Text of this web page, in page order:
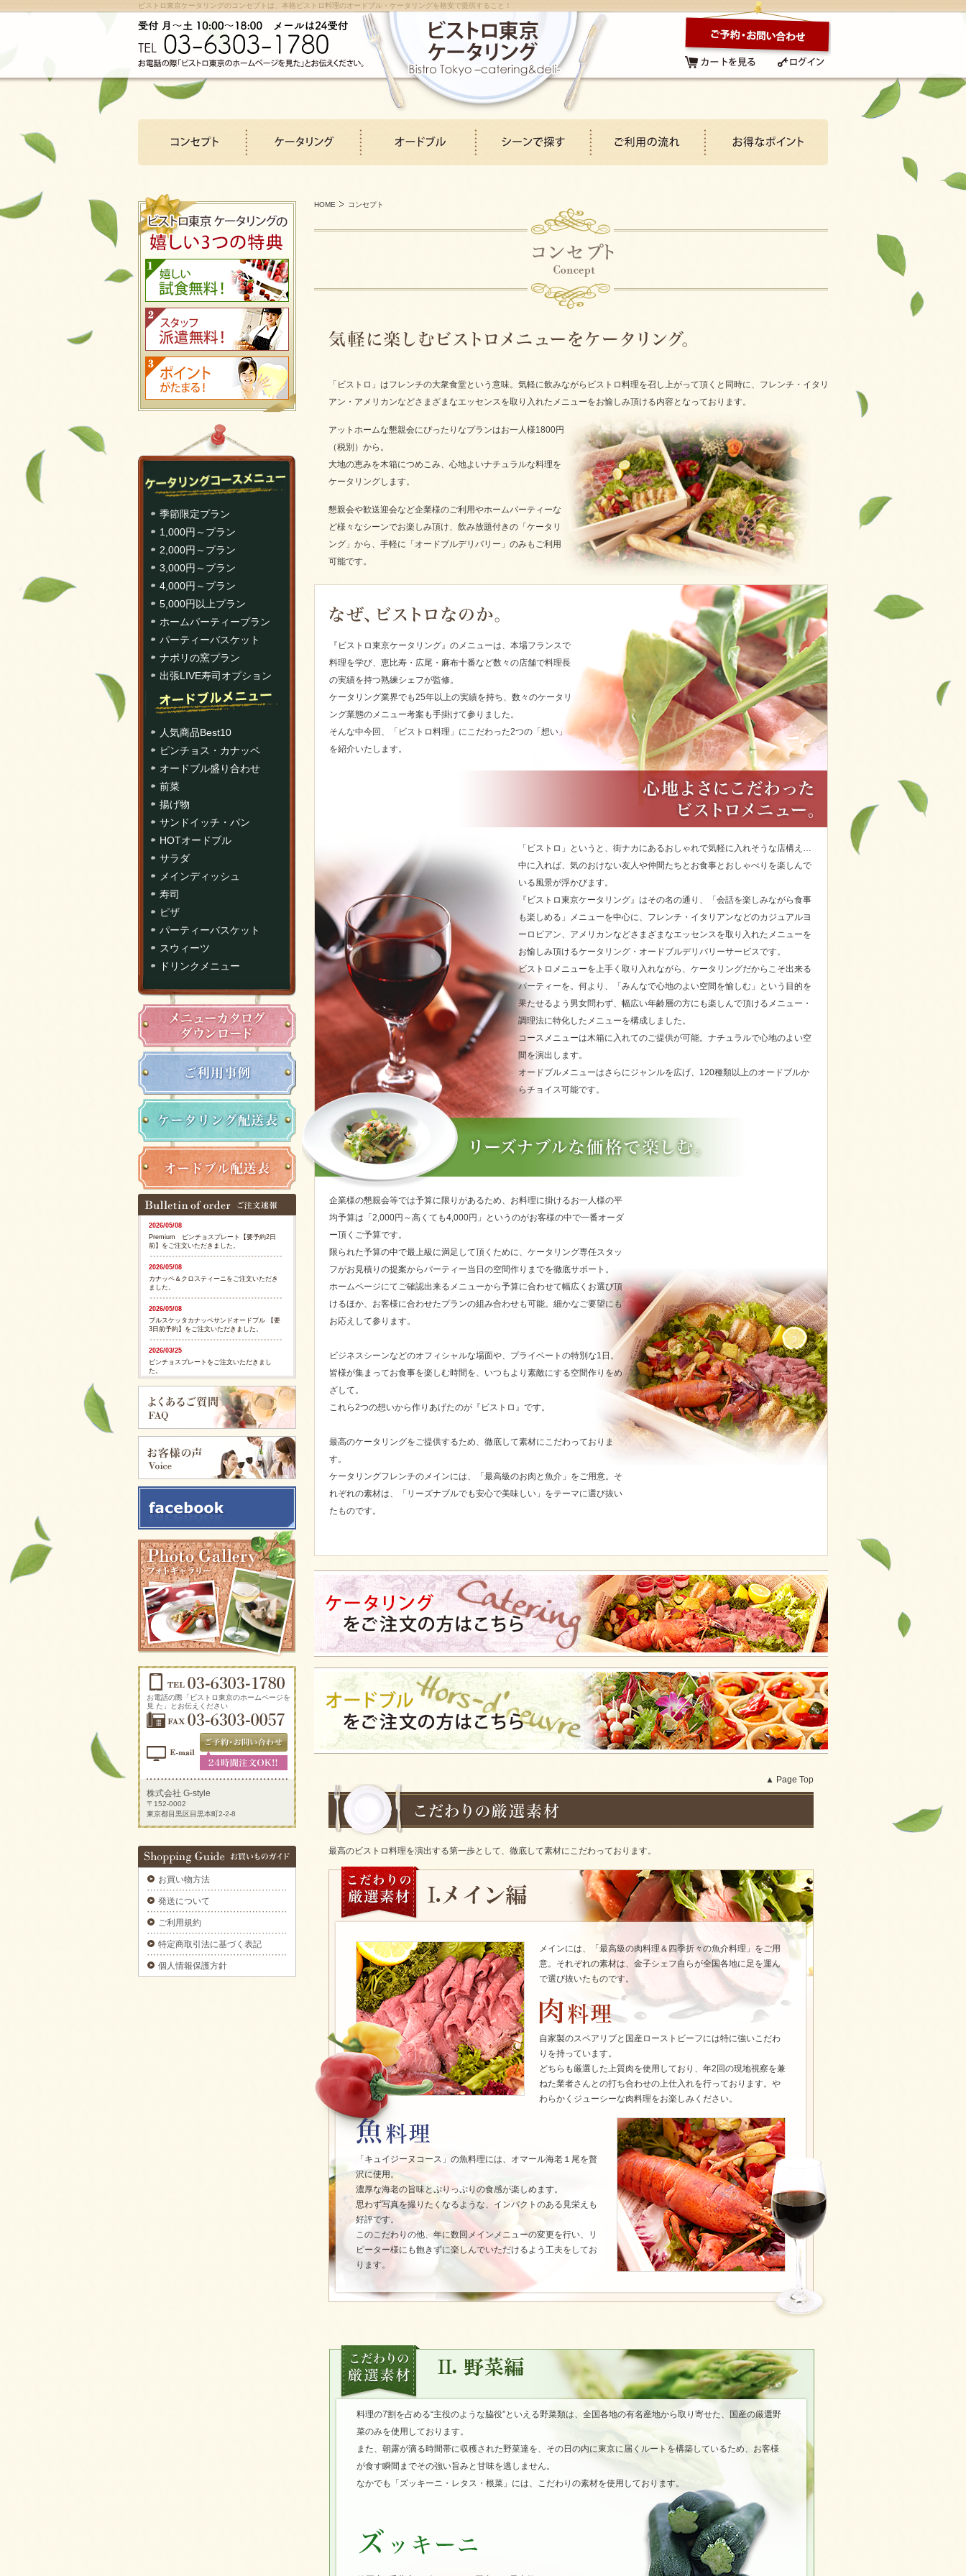
ビストロ東京ケータリングのコンセプトは、本格ビストロ料理のオードブル・ケータリングを格安で提供すること！
季節限定プラン
1,000円～プラン
2,000円～プラン
3,000円～プラン
4,000円～プラン
5,000円以上プラン
ホームパーティープラン
パーティーバスケット
ナポリの窯プラン
出張LIVE寿司オプション
人気商品Best10
ピンチョス・カナッペ
オードブル盛り合わせ
前菜
揚げ物
サンドイッチ・パン
HOTオードブル
サラダ
メインディッシュ
寿司
ピザ
パーティーバスケット
スウィーツ
ドリンクメニュー
2026/05/08
Premium ピンチョスプレート【要予約2日
前】をご注文いただきました。
2026/05/08
カナッペ＆クロスティーニをご注文いただき
ました。
2026/05/08
ブルスケッタカナッペサンドオードブル 【要
3日前予約】をご注文いただきました。
2026/03/25
ピンチョスプレートをご注文いただきまし
た。
ピンチョスプレートをご注文いただきまし
た。
ピンチョスバスケット【要3日前予約】をご注
文いただきました。
フルーツバスケット【要3日前予約】をご注文
イタリアンサンドバスケット 【要3日前予
2025/09/29
カリブ風スパイシージャークチキンをご注文
いただきました。
2025/09/29
ソーセージアソートをご注文いただきまし
た。
2025/09/29
生ハムとチーズのオードブルをご注文いただ
2025/09/29
新鮮トマトのカプレーゼをご注文いただきま
した。
2025/09/29
炙りサーモンのカルパッチョをご注文いただ
きました。
ラグジュアリーパーティプレートをご注文い
2025/09/29
デラックスミートプレートをご注文いただき
ました。
2025/09/29
ブルスケッタカナッペサンドオードブル 【要
カナッペ＆クロスティーニをご注文いただき
ました。
お電話の際「ビストロ東京のホームページを
見 た」とお伝えください
株式会社 G-style
〒152-0002
東京都目黒区目黒本町2-2-8
お買い物方法
発送について
ご利用規約
特定商取引法に基づく表記
個人情報保護方針
HOME コンセプト
「ビストロ」はフレンチの大衆食堂という意味。気軽に飲みながらビストロ料理を召し上がって頂くと同時に、フレンチ・イタリ
アン・アメリカンなどさまざまなエッセンスを取り入れたメニューをお愉しみ頂ける内容となっております。
アットホームな懇親会にぴったりなプランはお一人様1800円
（税別）から。
大地の恵みを木箱につめこみ、心地よいナチュラルな料理を
ケータリングします。
懇親会や歓送迎会など企業様のご利用やホームパーティーな
ど様々なシーンでお楽しみ頂け、飲み放題付きの「ケータリ
ング」から、手軽に「オードブルデリバリー」のみもご利用
可能です。
『ビストロ東京ケータリング』のメニューは、本場フランスで
料理を学び、恵比寿・広尾・麻布十番など数々の店舗で料理長
の実績を持つ熟練シェフが監修。
ケータリング業界でも25年以上の実績を持ち、数々のケータリ
ング業態のメニュー考案も手掛けて参りました。
そんな中今回、「ビストロ料理」にこだわった2つの「想い」
を紹介いたします。
「ビストロ」というと、街ナカにあるおしゃれで気軽に入れそうな店構え…
中に入れば、気のおけない友人や仲間たちとお食事とおしゃべりを楽しんで
いる風景が浮かびます。
『ビストロ東京ケータリング』はその名の通り、「会話を楽しみながら食事
も楽しめる」メニューを中心に、フレンチ・イタリアンなどのカジュアルヨ
ーロピアン、アメリカンなどさまざまなエッセンスを取り入れたメニューを
お愉しみ頂けるケータリング・オードブルデリバリーサービスです。
ビストロメニューを上手く取り入れながら、ケータリングだからこそ出来る
パーティーを。何より、「みんなで心地のよい空間を愉しむ」という目的を
果たせるよう男女問わず、幅広い年齢層の方にも楽しんで頂けるメニュー・
調理法に特化したメニューを構成しました。
コースメニューは木箱に入れてのご提供が可能。ナチュラルで心地のよい空
間を演出します。
オードブルメニューはさらにジャンルを広げ、120種類以上のオードブルか
らチョイス可能です。
企業様の懇親会等では予算に限りがあるため、お料理に掛けるお一人様の平
均予算は「2,000円～高くても4,000円」というのがお客様の中で一番オーダ
ー頂くご予算です。
限られた予算の中で最上級に満足して頂くために、ケータリング専任スタッ
フがお見積りの提案からパーティー当日の空間作りまでを徹底サポート。
ホームページにてご確認出来るメニューから予算に合わせて幅広くお選び頂
けるほか、お客様に合わせたプランの組み合わせも可能。細かなご要望にも
お応えして参ります。
ビジネスシーンなどのオフィシャルな場面や、プライベートの特別な1日。
皆様が集まってお食事を楽しむ時間を、いつもより素敵にする空間作りをめ
ざして。
これら2つの想いから作りあげたのが『ビストロ』です。
最高のケータリングをご提供するため、徹底して素材にこだわっておりま
す。
ケータリングフレンチのメインには、「最高級のお肉と魚介」をご用意。そ
れぞれの素材は、「リーズナブルでも安心で美味しい」をテーマに選び抜い
たものです。
▲ Page Top
最高のビストロ料理を演出する第一歩として、徹底して素材にこだわっております。
メインには、「最高級の肉料理＆四季折々の魚介料理」をご用
意。それぞれの素材は、金子シェフ自らが全国各地に足を運ん
で選び抜いたものです。
自家製のスペアリブと国産ローストビーフには特に強いこだわ
りを持っています。
どちらも厳選した上質肉を使用しており、年2回の現地視察を兼
ねた業者さんとの打ち合わせの上仕入れを行っております。や
わらかくジューシーな肉料理をお楽しみください。
「キュイジーヌコース」の魚料理には、オマール海老１尾を贅
沢に使用。
濃厚な海老の旨味とぷりっぷりの食感が楽しめます。
思わず写真を撮りたくなるような、インパクトのある見栄えも
好評です。
このこだわりの他、年に数回メインメニューの変更を行い、リ
ピーター様にも飽きずに楽しんでいただけるよう工夫をしてお
ります。
料理の7割を占める“主役のような脇役”といえる野菜類は、全国各地の有名産地から取り寄せた、国産の厳選野
菜のみを使用しております。
また、朝露が滴る時間帯に収穫された野菜達を、その日の内に東京に届くルートを構築しているため、お客様
が食す瞬間までその強い旨みと甘味を逃しません。
なかでも「ズッキーニ・レタス・根菜」には、こだわりの素材を使用しております。